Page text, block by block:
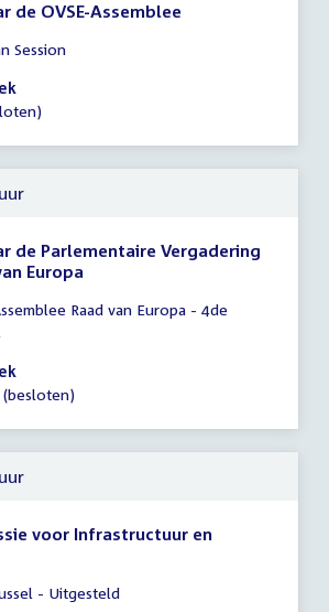
de OVSE-Assemblee
Session
de Parlementaire Vergadering
Europa
Raad van Europa - 4de
(besloten)
voor Infrastructuur en
- Uitgesteld